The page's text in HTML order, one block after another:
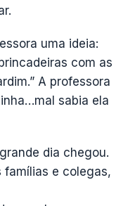
uma ideia:
com as
A professora
sabia ela
dia chegou.
famílias e colegas,